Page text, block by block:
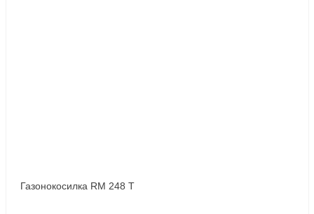
Газонокосилка RM 248 T